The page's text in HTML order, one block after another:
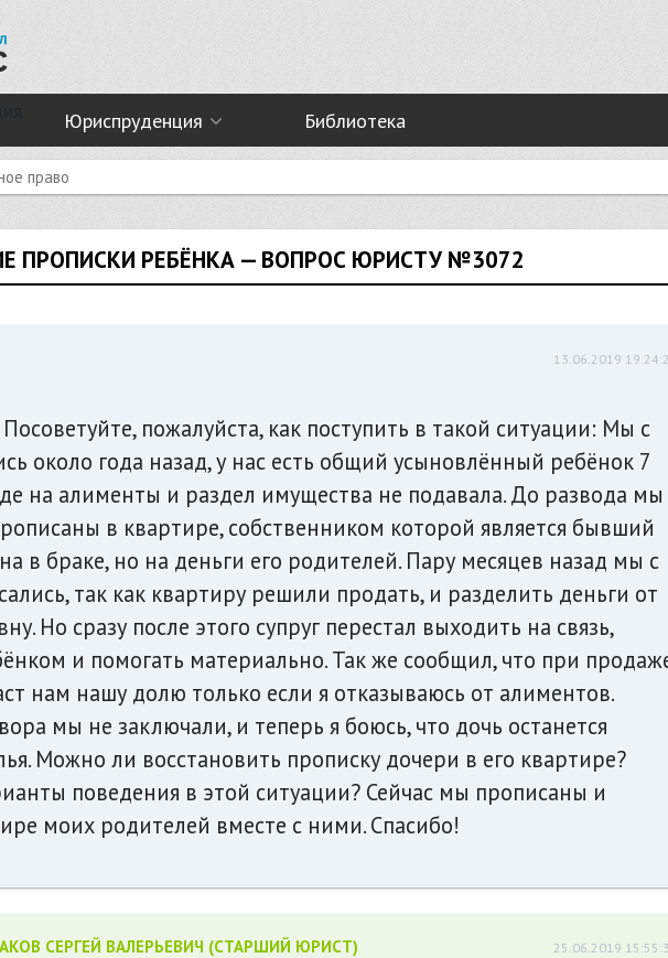
Юриспруденция Библиотека
право
ПРОПИСКИ РЕБЁНКА — ВОПРОС ЮРИСТУ №3072
13.06.2019
пожалуйста, как поступить в такой ситуации: Мы с
около года назад, у нас есть общий усыновлённый ребёнок 7
на алименты и раздел имущества не подавала. До развода мы
в квартире, собственником которой является бывший
в браке, но на деньги его родителей. Пару месяцев назад мы с
так как квартиру решили продать, и разделить деньги от
Но сразу после этого супруг перестал выходить на связь,
и помогать материально. Так же сообщил, что при
нам нашу долю только если я отказываюсь от алиментов.
мы не заключали, и теперь я боюсь, что дочь останется
Можно ли восстановить прописку дочери в его квартире?
поведения в этой ситуации? Сейчас мы прописаны и
моих родителей вместе с ними. Спасибо!
СЕРГЕЙ ВАЛЕРЬЕВИЧ (СТАРШИЙ ЮРИСТ) 25.06.2019